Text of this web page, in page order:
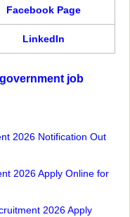
Facebook Page
LinkedIn
job
2026 Notification Out
2026 Apply Online for
2026 Apply